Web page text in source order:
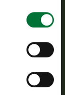
stöder
viltpolitiken